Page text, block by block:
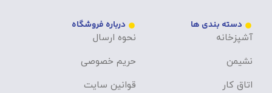
دسته بندی ها
آشپزخانه
نشیمن
اتاق کار
درباره فروشگاه
نحوه ارسال
حریم خصوصی
قوانین سایت